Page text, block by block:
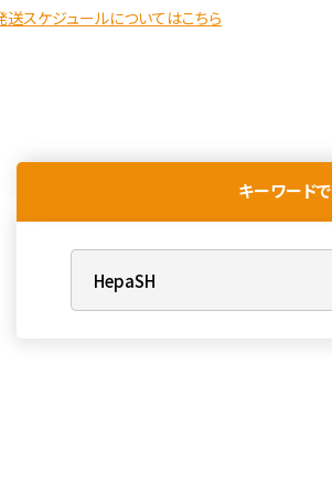
送スケジュールについてはこちら
キーワード